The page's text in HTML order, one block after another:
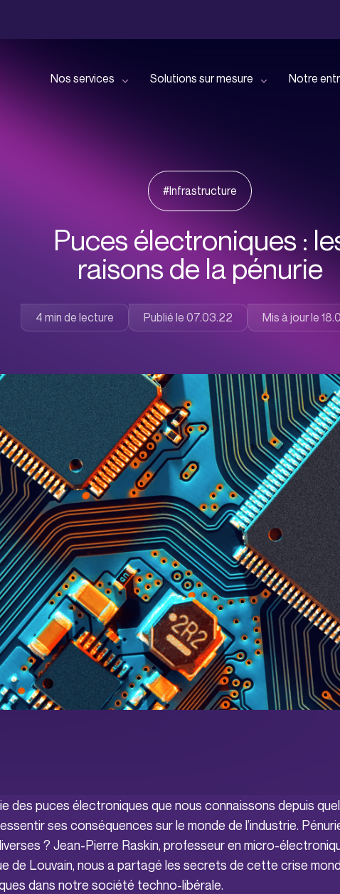
Nos services
à notre expertise !
utilisateur optimale à vos
employés !
IT et missions spécifiques à
nos experts !
votre business de
cyberattaques !
Solutions sur mesure
Nos solutions pour les
Notre
Retrouvez toutes nos
actualités
Découvrez tous nos
événements
#Infrastructure
Puces électroniques :
raisons de la pénurie
Publié le 07.03.22 Mis à jour le
des puces électroniques que nous connaissons depuis
ses conséquences sur le monde de l’industrie.
? Jean-Pierre Raskin, professeur en micro-
de Louvain, nous a partagé les secrets de cette crise
dans notre société techno-libérale.